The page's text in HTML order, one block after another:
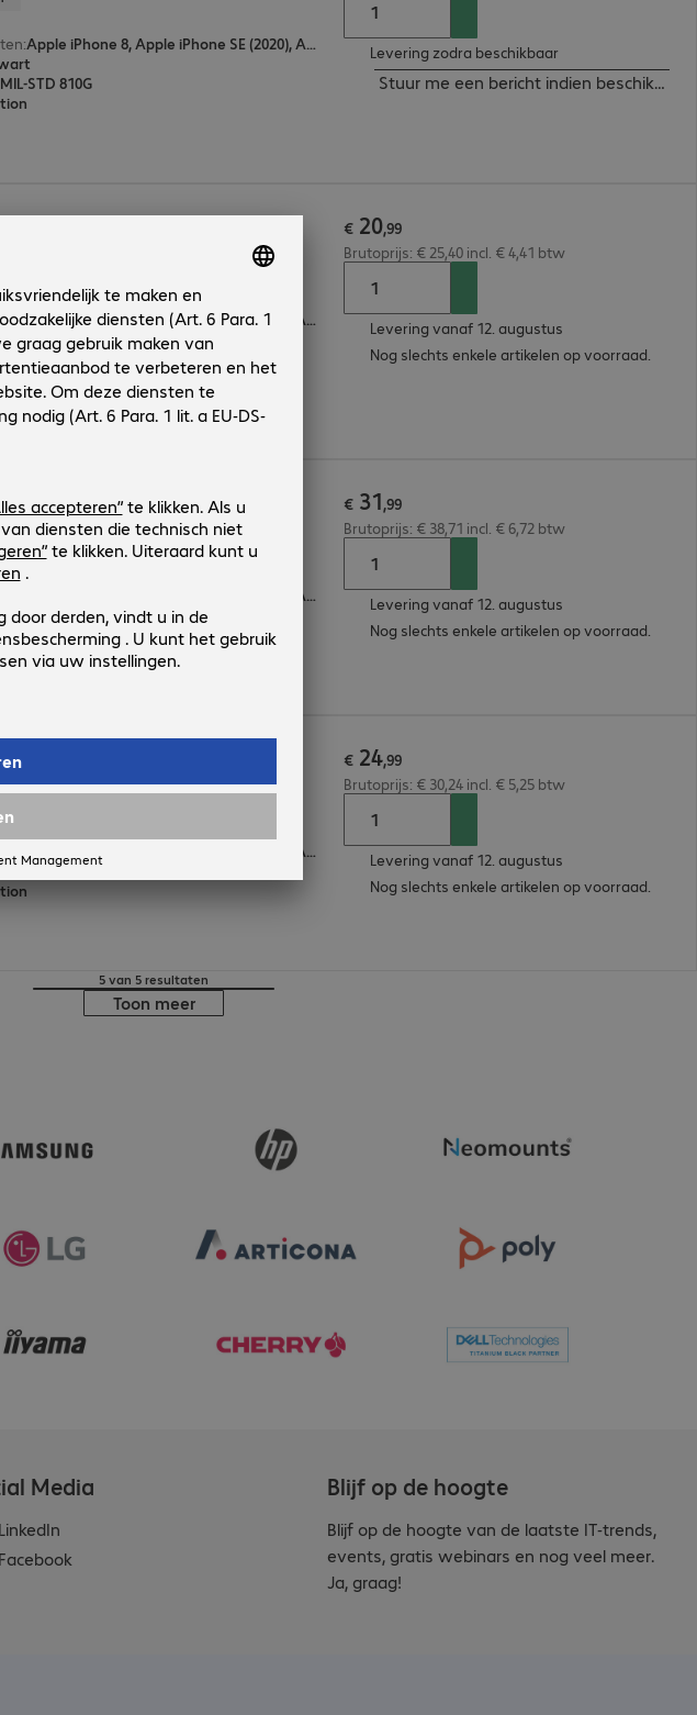
:
Apple iPhone 8, Apple iPhone SE (2020), Apple iPhone 7, Apple iPhone SE (2022)
MIL-STD 810G
Levering zodra beschikbaar
Stuur me een bericht indien beschikbaar
:
Apple iPhone 8, Apple iPhone SE (2020), Apple iPhone 7, Apple iPhone SE (2022)
MIL-STD 810G
€ 20,99
Brutoprijs: € 25,40 incl. € 4,41 btw
Levering vanaf 12. augustus
Nog slechts enkele artikelen op voorraad.
2.0 iP 7/8/SE20/22 Case
Apple iPhone 8, Apple iPhone SE (2020), Apple iPhone 7, Apple iPhone SE (2022)
€ 31,99
Brutoprijs: € 38,71 incl. € 6,72 btw
Levering vanaf 12. augustus
Nog slechts enkele artikelen op voorraad.
iP 7/8/SE 20/22 Case
Apple iPhone 8, Apple iPhone SE (2020), Apple iPhone 7, Apple iPhone SE (2022)
€ 24,99
Brutoprijs: € 30,24 incl. € 5,25 btw
Levering vanaf 12. augustus
Nog slechts enkele artikelen op voorraad.
5 van 5 resultaten
Toon meer
Media
LinkedIn
Facebook
Blijf op de hoogte
Blijf op de hoogte van de laatste IT-trends,
events, gratis webinars en nog veel meer.
Ja, graag!